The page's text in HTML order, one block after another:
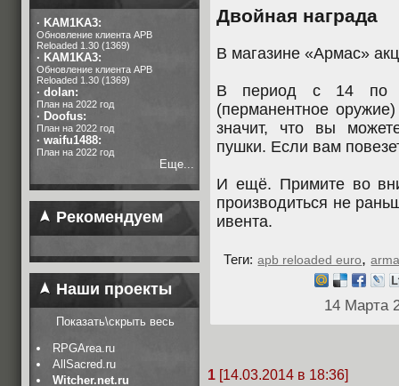
· KAM1KA3:
Обновление клиента APB
Reloaded 1.30 (1369)
· KAM1KA3:
Обновление клиента APB
Reloaded 1.30 (1369)
· dolan:
План на 2022 год
· Doofus:
План на 2022 год
· waifu1488:
План на 2022 год
Еще...
Рекомендуем
Наши проекты
Показать\скрыть весь
RPGArea.ru
AllSacred.ru
Witcher.net.ru
Двойная награда
В магазине «Армас»
В период с 14 по
(перманентное
значит, что вы
пушки. Если вам
И ещё. Примите во
производиться не
ивента.
Теги: apb reloaded euro,
14 Марта
1 [14.03.2014 в 18:36]